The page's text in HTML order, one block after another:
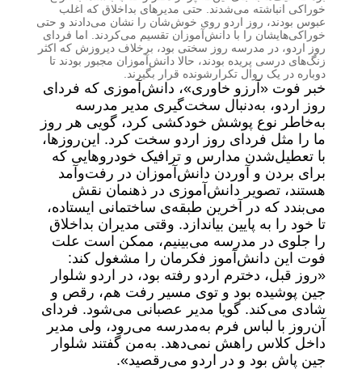
خوراکی انباشته می‌‌شدند. حتی مدیرهای بداخلاق که اغلب
عبوس بودند، روز اردو روی خوش‌شان را نشان می‌دادند و حتی
خوراکی‌هایشان را با دانش‌آموزان تقسیم می‌کردند. اما فردای
روز اردو، در مدرسه روز سختی بود، برخلاف دیروزش که اکثر
زنگ‌های درسی پریده بودند، حالا دانش‌آموزان مجبور بودند تا
دوباره در یک روال تکرار‌شونده قرار بگیرند.
خبر فوت «آرزو خاوری»، دانش‌آموزی که فردای
روز اردو، به‌دنبال سخت‌گیری مدیر مدرسه
به‌خاطر نوع پوشش خودکشی کرد، گویی هر روز
ما را مثل فردای روز اردو سخت کرد. این‌روزها،
با تعطیل‌شدن مدارس و ترافیک خودرو‌هایی که
برای بردن و آوردن دانش‌آموزان در رفت‌وآمد
هستند، تصویر دانش‌آموزی در ذهنمان نقش
می‌بندد که در آخرین طبقه‌ی ساختمانی ایستاده،
تا خود را به پایین بیاندازد. وقتی مدیران بداخلاق
را جلوی در مدرسه می‌بینیم، ممکن است علت
فوت این دانش‌آموز فکرمان را مشغول کند:
«روز قبل، دخترم اردو رفته بود، در اردو شلوار
جین پوشیده بود و توی مسیر رفت هم، رقص و
شادی می‌کند. گویا مدیر عصبانی می‌شود. فردای
آن‌روز با لباس فرم به‌مدرسه می‌رود، ولی مدیر
داخل کلاس راهش نمی‌دهد. به‌من گفتند شلوار
جین پاش بود و در اردو می‌رقصید».